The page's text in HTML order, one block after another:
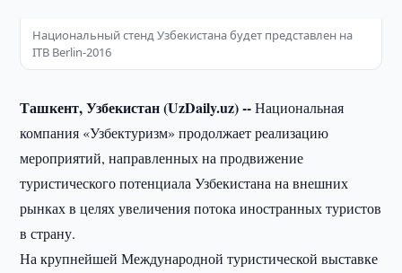
Национальный стенд Узбекистана будет представлен на
ITB Berlin-2016
Ташкент, Узбекистан (UzDaily.uz) --Национальная
компания «Узбектуризм» продолжает реализацию
мероприятий, направленных на продвижение
туристического потенциала Узбекистана на внешних
рынках в целях увеличения потока иностранных туристов
в страну.
На крупнейшей Международной туристической выставке